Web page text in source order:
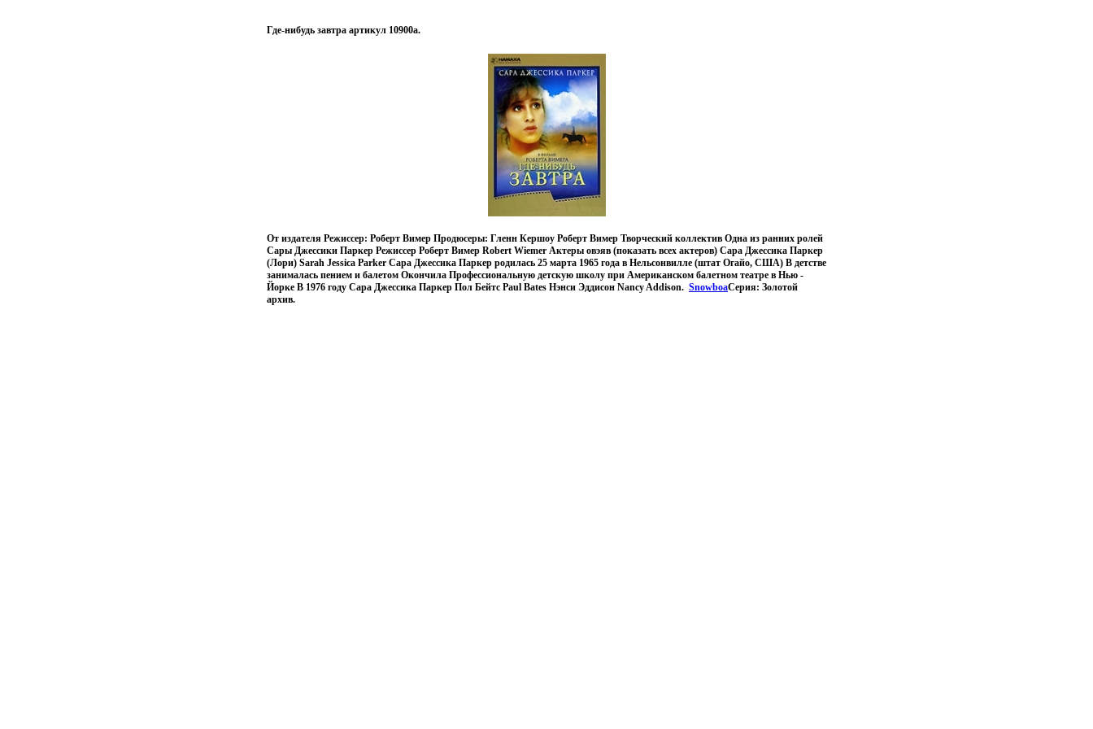
Где-нибудь завтра артикул 10900a.
От издателя Режиссер: Роберт Вимер Продюсеры: Гленн Кершоу Роберт Вимер Творческий коллектив Одна из ранних ролей
Сары Джессики Паркер Режиссер Роберт Вимер Robert Wiemer Актеры овэяв (показать всех актеров) Сара Джессика Паркер
(Лори) Sarah Jessica Parker Сара Джессика Паркер родилась 25 марта 1965 года в Нельсонвилле (штат Огайо, США) В детстве
занималась пением и балетом Окончила Профессиональную детскую школу при Американском балетном театре в Нью -
Йорке В 1976 году Сара Джессика Паркер Пол Бейтс Paul Bates Нэнси Эддисон Nancy Addison. SnowboaСерия: Золотой
архив.